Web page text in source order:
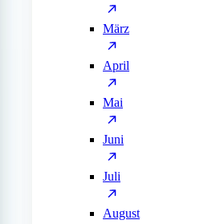
März
April
Mai
Juni
Juli
August